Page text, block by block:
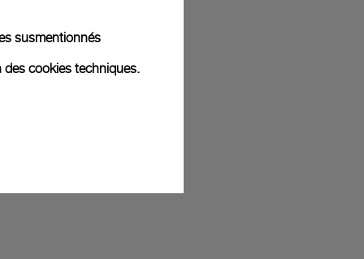
susmentionnés
des cookies techniques.